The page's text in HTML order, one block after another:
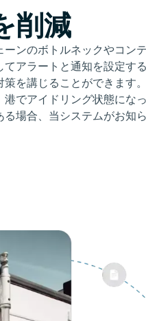
削減
ーンのボトルネックやコン
てアラートと通知を設定す
策を講じることができます
港でアイドリング状態にな
場合、当システムがお知ら